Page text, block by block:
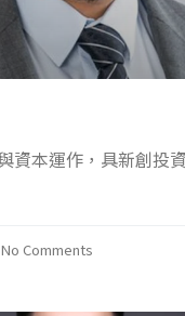
資本運作，具新創投
No Comments